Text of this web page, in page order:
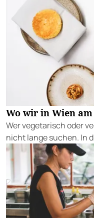
Wo wir in Wien
Wer vegetarisch oder
nicht lange suchen. In
Besuch besonders.